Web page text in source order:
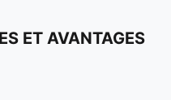
ET AVANTAGES